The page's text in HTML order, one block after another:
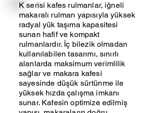
K serisi kafes rulmanlar, iğneli
makaralı rulman yapısıyla yüksek
radyal yük taşıma kapasitesi
sunan hafif ve kompakt
rulmanlardır. İç bilezik olmadan
kullanılabilen tasarımı, sınırlı
alanlarda maksimum verimlilik
sağlar ve makara kafesi
sayesinde düşük sürtünme ile
yüksek hızda çalışma imkanı
sunar. Kafesin optimize edilmiş